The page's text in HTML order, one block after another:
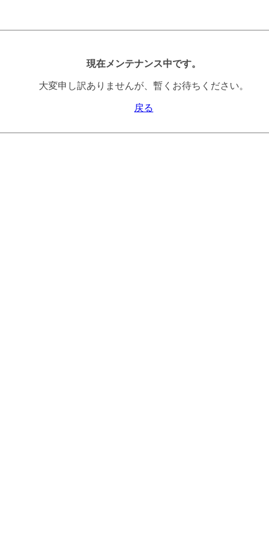
現在メンテナンス中です。
大変申し訳ありませんが、暫くお待ちください。
戻る